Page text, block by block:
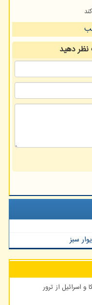
نظر دهید
سبز
اسرائیل از ترور